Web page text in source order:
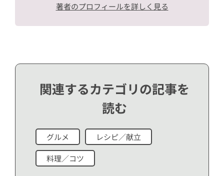
著者のプロフィールを詳しく見る
関連するカテゴリの記事を
読む
グルメ レシピ／献立
料理／コツ